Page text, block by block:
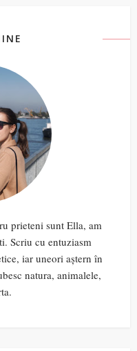
prieteni sunt Ella, am
Scriu cu entuziasm
iar uneori aștern în
natura, animalele,